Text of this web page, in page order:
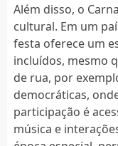
Além disso, o
cultural. Em um
festa oferece um
incluídos, mesmo
de rua, por
democráticas,
participação é
música e